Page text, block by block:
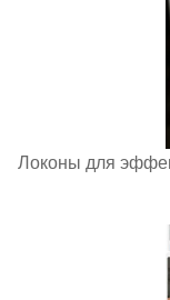
Локоны для